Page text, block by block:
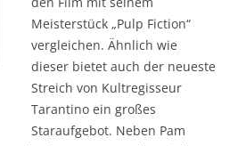
Meisterstück „Pulp Fiction“
vergleichen. Ähnlich wie
dieser bietet auch der neueste
Streich von Kultregisseur
Tarantino ein großes
Staraufgebot. Neben Pam